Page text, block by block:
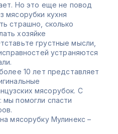
Но это еще не повод
мясорубки кухня
страшно, сколько
хозяйке
грустные мысли,
устраняются
10 лет представляет
мясорубок. С
мы помогли спасти
мясорубку Мулинекс –